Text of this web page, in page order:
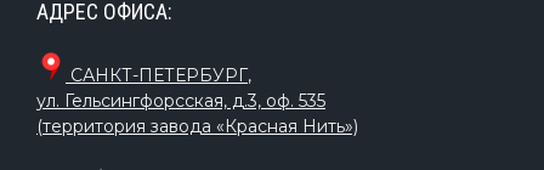
АДРЕС ОФИСА:
САНКТ-ПЕТЕРБУРГ,
ул. Гельсингфорсская, д.3, оф. 535
(территория завода «Красная Нить»)